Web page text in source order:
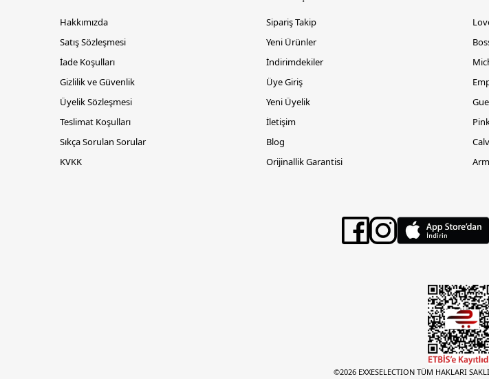
Hakkımızda
Satış Sözleşmesi
İade Koşulları
Gizlilik ve Güvenlik
Üyelik Sözleşmesi
Teslimat Koşulları
Sıkça Sorulan Sorular
KVKK
Sipariş Takip
Yeni Ürünler
İndirimdekiler
Üye Giriş
Yeni Üyelik
İletişim
Blog
Orijinallik Garantisi
©2026 EXXESELECTION TÜM HAKLARI